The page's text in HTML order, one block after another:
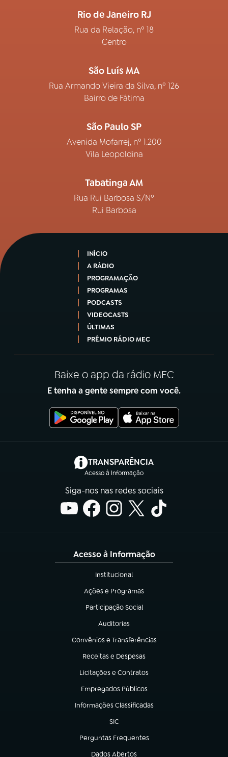
Rio de Janeiro RJ
Rua da Relação, nº 18
Centro
São Luís MA
Rua Armando Vieira da Silva, nº 126
Bairro de Fátima
São Paulo SP
Avenida Mofarrej, nº 1.200
Vila Leopoldina
Tabatinga AM
Rua Rui Barbosa S/Nº
Rui Barbosa
INÍCIO
A RÁDIO
PROGRAMAÇÃO
PROGRAMAS
PODCASTS
VIDEOCASTS
ÚLTIMAS
PRÊMIO RÁDIO MEC
Baixe o app da rádio MEC
E tenha a gente sempre com você.
TRANSPARÊNCIA
Acesso à Informação
(abre em nova aba)
Siga-nos nas redes sociais
Acesso à Informação
Institucional
(abre em nova aba)
Ações e Programas
(abre em nova aba)
Participação Social
(abre em nova aba)
Auditorias
(abre em nova aba)
Convênios e Transferências
(abre em nova aba)
Receitas e Despesas
(abre em nova aba)
Licitações e Contratos
(abre em nova aba)
Empregados Públicos
(abre em nova aba)
Informações Classificadas
(abre em nova aba)
SIC
(abre em nova aba)
Perguntas Frequentes
(abre em nova aba)
Dados Abertos